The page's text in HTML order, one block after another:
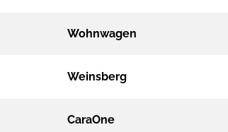
Wohnwagen
Weinsberg
CaraOne